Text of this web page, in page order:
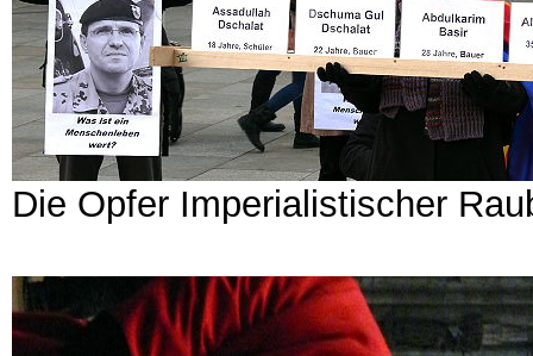
Die Opfer Imperialistischer